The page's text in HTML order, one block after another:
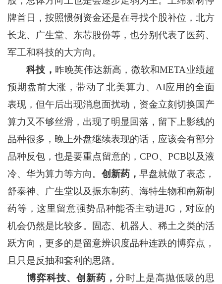
牌首日，按照惯例资金还是在寻找个股补位，北方
长龙、广生堂、东芯股份等，也分别代表了医药、
军工和科技的大方向。
科技， 昨晚英伟达新高，微软和META业绩超
预期盘前大涨，带动了北美算力、AI应用的全面
表现，但午后出现消息面扰动，资金立刻切换国产
算力又不够丝滑，出现了明显回落，留下上影线的
品种很多，晚上外盘继续表现的话，应该会有部分
品种反包，也是要重点留意的，CPO、PCB以及液
冷、华为算力等方向。 创新药，早盘就做了表态，
舒泰神、广生堂以及振东制药、海特生物和南新制
药等，这里留意强势品种能否主动进JG，对应的
机会仍然是比较多。固态、机器人、稀土之类的活
跃方向，更多的是留意辨识度品种连跌的博弈点，
且只是反抽和套利的思路。
博弈科技、创新药，分时上是高抛低吸的思